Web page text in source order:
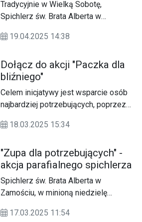
Tradycyjnie w Wielką Sobotę,
Spichlerz św. Brata Alberta w
potrzebujących w ramach akcji
19.04.2025 14:38
Dołącz do akcji "Paczka dla
bliźniego"
Celem inicjatywy jest wsparcie osób
najbardziej potrzebujących, poprzez
kosmetycznych oraz artykułów
18.03.2025 15:34
"Zupa dla potrzebujących" -
akcja parafialnego spichlerza
Spichlerz św. Brata Alberta w
Zamościu, w minioną niedzielę
akcję „Zupa dla potrzebujących”.
17.03.2025 11:54